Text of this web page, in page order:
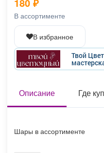
Афиша
Товары
В ассортименте
В избранное
Твой
Описание Где
Шары в ассортименте